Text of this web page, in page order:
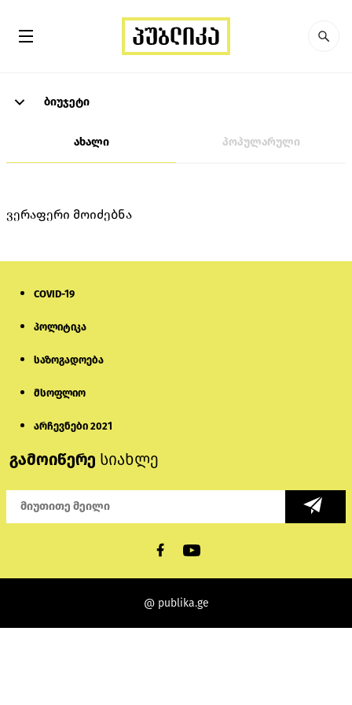
ბიუჯეტი
ახალი პოპულარული
ვერაფერი მოიძებნა
COVID-19
პოლიტიკა
საზოგადოება
მსოფლიო
არჩევნები 2021
გამოიწერე სიახლე
@ publika.ge